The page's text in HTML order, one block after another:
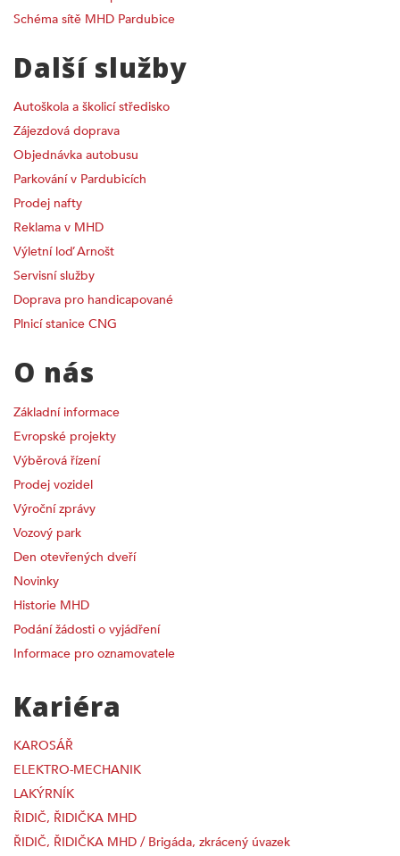
Schéma sítě MHD Pardubice
Další služby
Autoškola a školicí středisko
Zájezdová doprava
Objednávka autobusu
Parkování v Pardubicích
Prodej nafty
Reklama v MHD
Výletní loď Arnošt
Servisní služby
Doprava pro handicapované
Plnicí stanice CNG
O nás
Základní informace
Evropské projekty
Výběrová řízení
Prodej vozidel
Výroční zprávy
Vozový park
Den otevřených dveří
Novinky
Historie MHD
Podání žádosti o vyjádření
Informace pro oznamovatele
Kariéra
KAROSÁŘ
ELEKTRO-MECHANIK
LAKÝRNÍK
ŘIDIČ, ŘIDIČKA MHD
ŘIDIČ, ŘIDIČKA MHD / Brigáda, zkrácený úvazek